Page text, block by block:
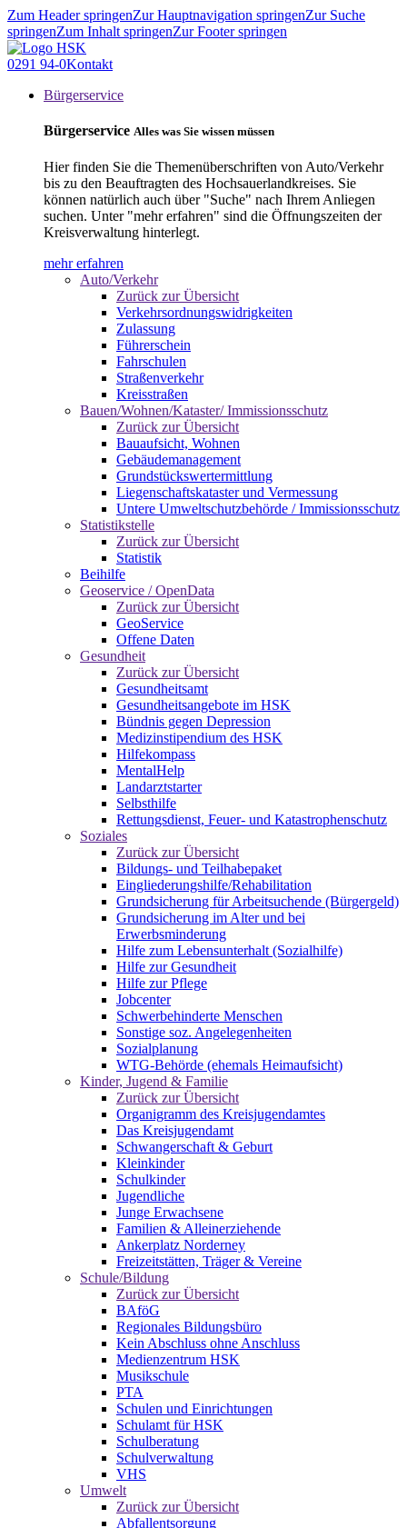
Zum Header springenZur Hauptnavigation springenZur Suche
springenZum Inhalt springenZur Footer springen
0291 94-0Kontakt
Bürgerservice
Bürgerservice Alles was Sie wissen müssen
Hier finden Sie die Themenüberschriften von Auto/Verkehr
bis zu den Beauftragten des Hochsauerlandkreises. Sie
können natürlich auch über "Suche" nach Ihrem Anliegen
suchen. Unter "mehr erfahren" sind die Öffnungszeiten der
Kreisverwaltung hinterlegt.
mehr erfahren
Auto/Verkehr
Zurück zur Übersicht
Verkehrsordnungswidrigkeiten
Zulassung
Führerschein
Fahrschulen
Straßenverkehr
Kreisstraßen
Bauen/Wohnen/Kataster/ Immissionsschutz
Zurück zur Übersicht
Bauaufsicht, Wohnen
Gebäudemanagement
Grundstückswertermittlung
Liegenschaftskataster und Vermessung
Untere Umweltschutzbehörde / Immissionsschutz
Statistikstelle
Zurück zur Übersicht
Statistik
Beihilfe
Geoservice / OpenData
Zurück zur Übersicht
GeoService
Offene Daten
Gesundheit
Zurück zur Übersicht
Gesundheitsamt
Gesundheitsangebote im HSK
Bündnis gegen Depression
Medizinstipendium des HSK
Hilfekompass
MentalHelp
Landarztstarter
Selbsthilfe
Rettungsdienst, Feuer- und Katastrophenschutz
Soziales
Zurück zur Übersicht
Bildungs- und Teilhabepaket
Eingliederungshilfe/Rehabilitation
Grundsicherung für Arbeitsuchende (Bürgergeld)
Grundsicherung im Alter und bei
Erwerbsminderung
Hilfe zum Lebensunterhalt (Sozialhilfe)
Hilfe zur Gesundheit
Hilfe zur Pflege
Jobcenter
Schwerbehinderte Menschen
Sonstige soz. Angelegenheiten
Sozialplanung
WTG-Behörde (ehemals Heimaufsicht)
Kinder, Jugend & Familie
Zurück zur Übersicht
Organigramm des Kreisjugendamtes
Das Kreisjugendamt
Schwangerschaft & Geburt
Kleinkinder
Schulkinder
Jugendliche
Junge Erwachsene
Familien & Alleinerziehende
Ankerplatz Norderney
Freizeitstätten, Träger & Vereine
Schule/Bildung
Zurück zur Übersicht
BAföG
Regionales Bildungsbüro
Kein Abschluss ohne Anschluss
Medienzentrum HSK
Musikschule
PTA
Schulen und Einrichtungen
Schulamt für HSK
Schulberatung
Schulverwaltung
VHS
Umwelt
Zurück zur Übersicht
Abfallentsorgung